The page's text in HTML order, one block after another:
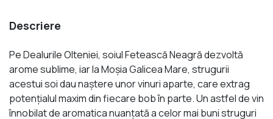
Descriere
Pe Dealurile Olteniei, soiul Fetească Neagră dezvoltă
arome sublime, iar la Moșia Galicea Mare, strugurii
acestui soi dau naştere unor vinuri aparte, care extrag
potențialul maxim din fiecare bob în parte. Un astfel de vin
înnobilat de aromatica nuanţată a celor mai buni struguri